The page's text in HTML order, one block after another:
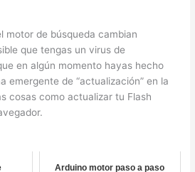
motor de búsqueda cambian
que tengas un virus de
en algún momento hayas hecho
emergente de “actualización” en la
cosas como actualizar tu Flash
Arduino motor paso a paso